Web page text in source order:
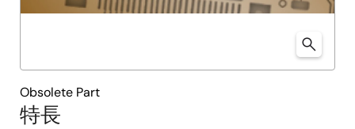
特長
Obsolete Part